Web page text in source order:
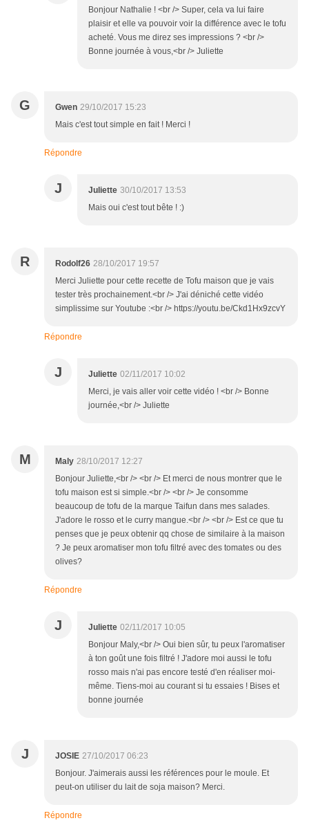
Bonjour Nathalie ! <br /> Super, cela va lui faire
plaisir et elle va pouvoir voir la différence avec le tofu
acheté. Vous me direz ses impressions ? <br />
Bonne journée à vous,<br /> Juliette
G Gwen 29/10/2017 15:23
Mais c'est tout simple en fait ! Merci !
Répondre
J Juliette 30/10/2017 13:53
Mais oui c'est tout bête ! :)
R Rodolf26 28/10/2017 19:57
Merci Juliette pour cette recette de Tofu maison que je vais
tester très prochainement.<br /> J'ai déniché cette vidéo
simplissime sur Youtube :<br /> https://youtu.be/Ckd1Hx9zcvY
Répondre
J Juliette 02/11/2017 10:02
Merci, je vais aller voir cette vidéo ! <br /> Bonne
journée,<br /> Juliette
M Maly 28/10/2017 12:27
Bonjour Juliette,<br /> <br /> Et merci de nous montrer que le
tofu maison est si simple.<br /> <br /> Je consomme
beaucoup de tofu de la marque Taifun dans mes salades.
J'adore le rosso et le curry mangue.<br /> <br /> Est ce que tu
penses que je peux obtenir qq chose de similaire à la maison
? Je peux aromatiser mon tofu filtré avec des tomates ou des
olives?
Répondre
J Juliette 02/11/2017 10:05
Bonjour Maly,<br /> Oui bien sûr, tu peux l'aromatiser
à ton goût une fois filtré ! J'adore moi aussi le tofu
rosso mais n'ai pas encore testé d'en réaliser moi-
même. Tiens-moi au courant si tu essaies ! Bises et
bonne journée
J JOSIE 27/10/2017 06:23
Bonjour. J'aimerais aussi les références pour le moule. Et
peut-on utiliser du lait de soja maison? Merci.
Répondre